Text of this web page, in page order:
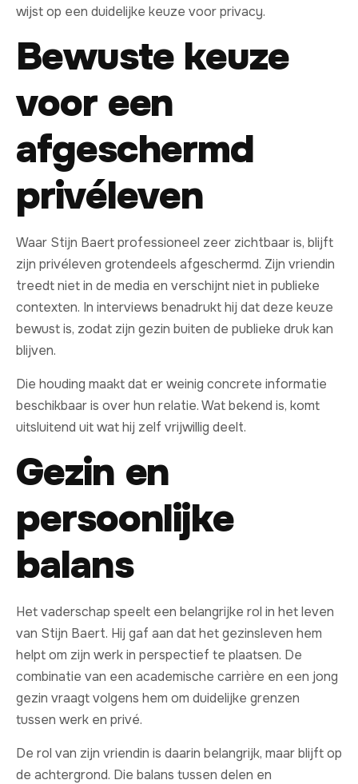
wijst op een duidelijke keuze voor privacy.
Bewuste keuze
voor een
afgeschermd
privéleven
Waar Stijn Baert professioneel zeer zichtbaar is, blijft
zijn privéleven grotendeels afgeschermd. Zijn vriendin
treedt niet in de media en verschijnt niet in publieke
contexten. In interviews benadrukt hij dat deze keuze
bewust is, zodat zijn gezin buiten de publieke druk kan
blijven.
Die houding maakt dat er weinig concrete informatie
beschikbaar is over hun relatie. Wat bekend is, komt
uitsluitend uit wat hij zelf vrijwillig deelt.
Gezin en
persoonlijke
balans
Het vaderschap speelt een belangrijke rol in het leven
van Stijn Baert. Hij gaf aan dat het gezinsleven hem
helpt om zijn werk in perspectief te plaatsen. De
combinatie van een academische carrière en een jong
gezin vraagt volgens hem om duidelijke grenzen
tussen werk en privé.
De rol van zijn vriendin is daarin belangrijk, maar blijft op
de achtergrond. Die balans tussen delen en